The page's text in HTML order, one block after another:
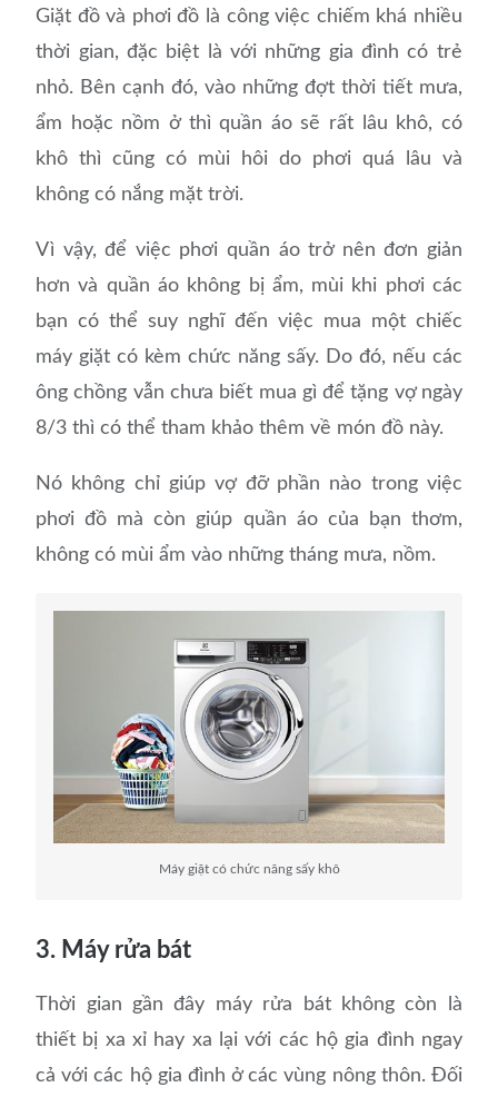
Giặt đồ và phơi đồ là công việc chiếm khá nhiều
thời gian, đặc biệt là với những gia đình có trẻ
nhỏ. Bên cạnh đó, vào những đợt thời tiết mưa,
ẩm hoặc nồm ở thì quần áo sẽ rất lâu khô, có
khô thì cũng có mùi hôi do phơi quá lâu và
không có nắng mặt trời.
Vì vậy, để việc phơi quần áo trở nên đơn giản
hơn và quần áo không bị ẩm, mùi khi phơi các
bạn có thể suy nghĩ đến việc mua một chiếc
máy giặt có kèm chức năng sấy. Do đó, nếu các
ông chồng vẫn chưa biết mua gì để tặng vợ ngày
8/3 thì có thể tham khảo thêm về món đồ này.
Nó không chỉ giúp vợ đỡ phần nào trong việc
phơi đồ mà còn giúp quần áo của bạn thơm,
không có mùi ẩm vào những tháng mưa, nồm.
Máy giặt có chức năng sấy khô
3. Máy rửa bát
Thời gian gần đây máy rửa bát không còn là
thiết bị xa xỉ hay xa lại với các hộ gia đình ngay
cả với các hộ gia đình ở các vùng nông thôn. Đối